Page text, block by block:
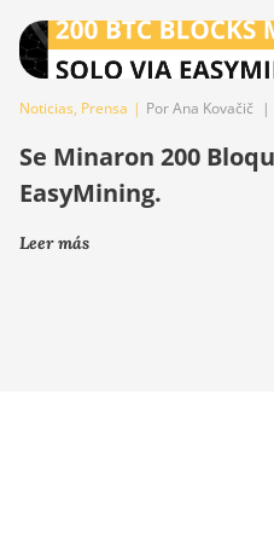
Noticias, Prensa | Por Ana Kovačič |
Se Minaron 200
EasyMining.
Leer más